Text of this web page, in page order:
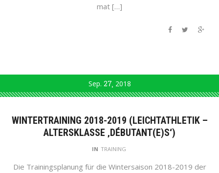
mat […]
Sep. 27 2018
WINTERTRAINING 2018-2019 (LEICHTATHLETIK –
ALTERSKLASSE ‚DÉBUTANT(E)S‘)
IN TRAINING
Die Trainingsplanung für die Wintersaison 2018-2019 der